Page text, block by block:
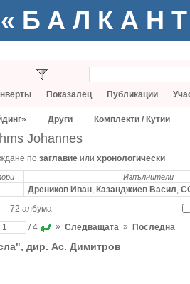
Показалец Публикации
Други Комплекти / Кутии
Johannes
по заглавие или хронологически
Изпълнители
Дреников Иван, Казанджиев Васил,
72 албума
/ 4 » Следващата » Последна
дир. Ас. Димитров